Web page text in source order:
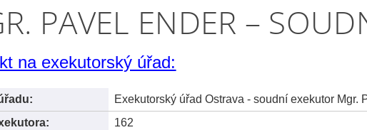
PAVEL ENDER –
na exekutorský úřad:
Exekutorský úřad Ostrava - soudní exekutor Mgr.
162